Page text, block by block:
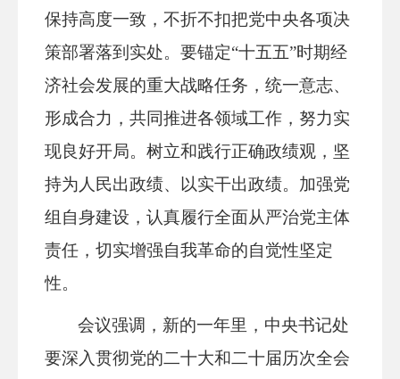
保持高度一致，不折不扣把党中央各项决
策部署落到实处。要锚定“十五五”时期经
济社会发展的重大战略任务，统一意志、
形成合力，共同推进各领域工作，努力实
现良好开局。树立和践行正确政绩观，坚
持为人民出政绩、以实干出政绩。加强党
组自身建设，认真履行全面从严治党主体
责任，切实增强自我革命的自觉性坚定
性。
会议强调，新的一年里，中央书记处
要深入贯彻党的二十大和二十届历次全会